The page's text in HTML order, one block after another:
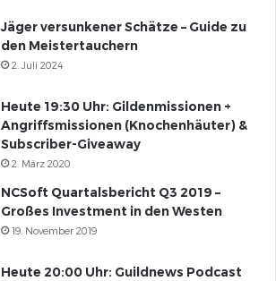
Jäger versunkener Schätze – Guide zu
den Meistertauchern
2. Juli 2024
Heute 19:30 Uhr: Gildenmissionen +
Angriffsmissionen (Knochenhäuter) &
Subscriber-Giveaway
2. März 2020
NCSoft Quartalsbericht Q3 2019 –
Großes Investment in den Westen
19. November 2019
Heute 20:00 Uhr: Guildnews Podcast